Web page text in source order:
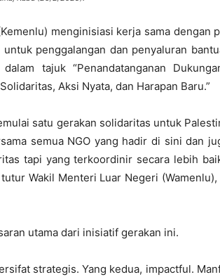
menginisiasi kerja sama dengan
penggalangan dan penyaluran
tajuk “Penandatanganan
Aksi Nyata, dan Harapan Baru.”
satu gerakan solidaritas untuk
semua NGO yang hadir di sini dan
tapi yang terkoordinir secara lebih
Wakil Menteri Luar Negeri
utama dari inisiatif gerakan ini.
strategis. Yang kedua, impactful.